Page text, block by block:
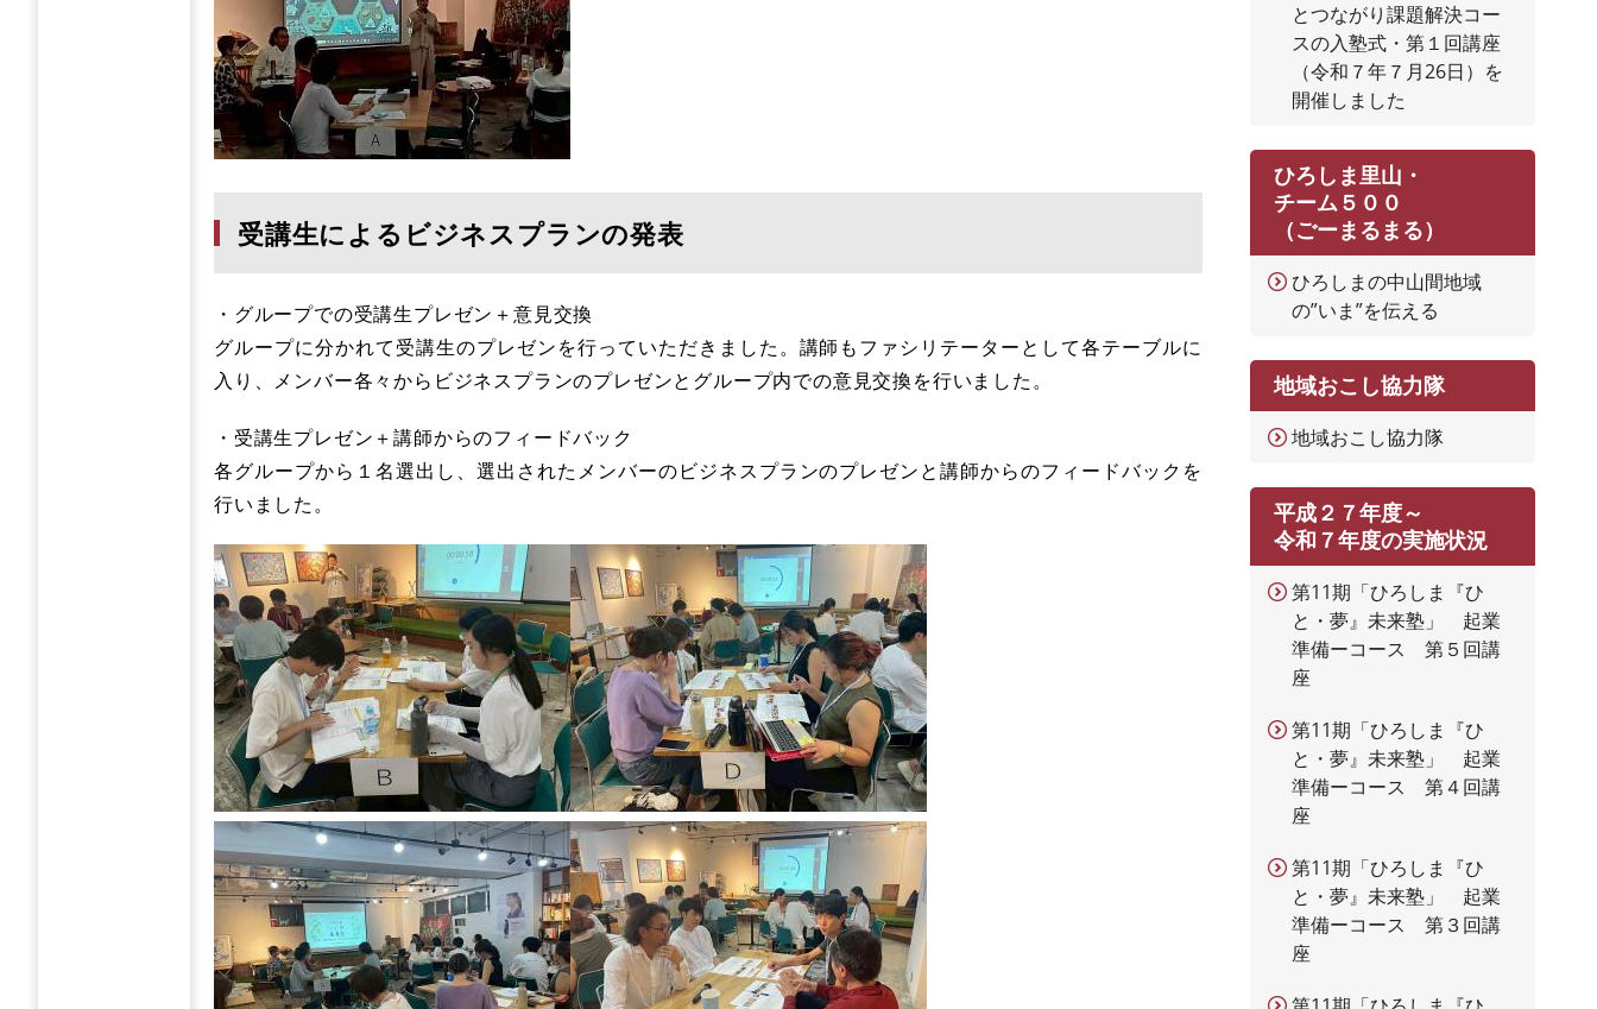
受講生によるビジネスプランの発表
・グループでの受講生プレゼン＋意見交換
グループに分かれて受講生のプレゼンを行っていただきました。講師もファシリテーターとして各テーブルに
入り、メンバー各々からビジネスプランのプレゼンとグループ内での意見交換を行いました。
・受講生プレゼン＋講師からのフィードバック
各グループから１名選出し、選出されたメンバーのビジネスプランのプレゼンと講師からのフィードバックを
行いました。
とつながり課題解決コー
スの入塾式・第１回講座
（令和７年７月26日）を
開催しました
ひろしま里山・
チーム５００
（ごーまるまる）
ひろしまの中山間地域
の”いま”を伝える
地域おこし協力隊
地域おこし協力隊
平成２７年度～
令和７年度の実施状況
第11期「ひろしま『ひ
と・夢』未来塾」 起業
準備ーコース 第５回講
座
第11期「ひろしま『ひ
と・夢』未来塾」 起業
準備ーコース 第４回講
座
第11期「ひろしま『ひ
と・夢』未来塾」 起業
準備ーコース 第３回講
座